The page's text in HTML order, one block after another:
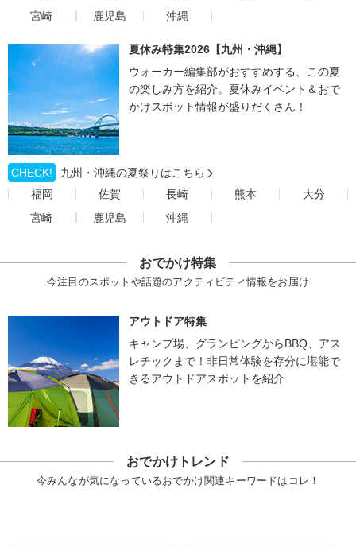
宮崎
鹿児島 沖縄
夏休み特集2026【九州・沖縄】
ウォーカー編集部がおすすめする、この夏
の楽しみ方を紹介。夏休みイベント＆おで
かけスポット情報が盛りだくさん！
CHECK!
九州・沖縄の夏祭りはこちら
福岡
佐賀 長崎 熊本
大分
宮崎
鹿児島 沖縄
おでかけ特集
今注目のスポットや話題のアクティビティ情報をお届け
アウトドア特集
キャンプ場、グランピングからBBQ、アス
レチックまで！非日常体験を存分に堪能で
きるアウトドアスポットを紹介
おでかけトレンド
今みんなが気になっているおでかけ関連キーワードはコレ！